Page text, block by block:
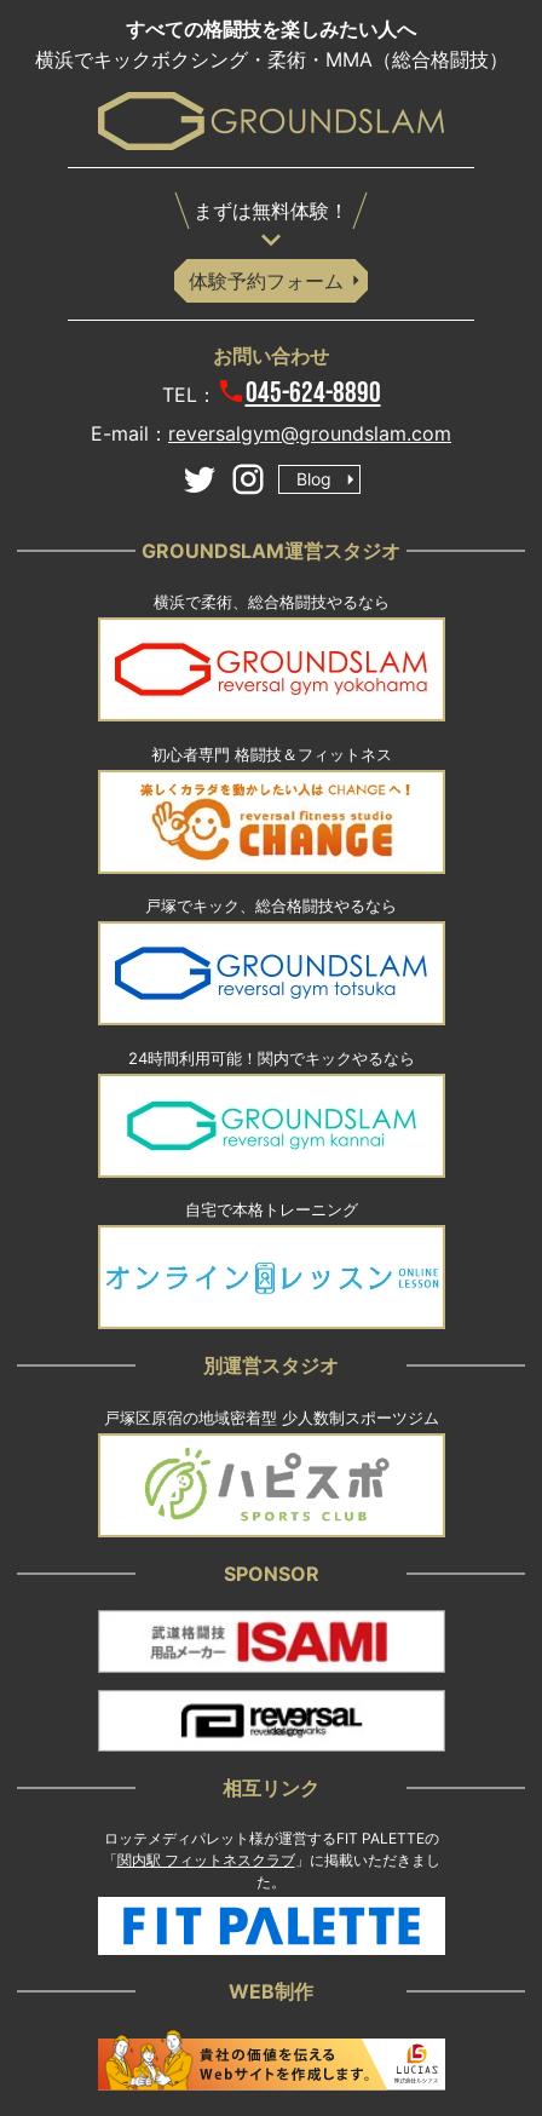
すべての格闘技を楽しみたい人へ
横浜でキックボクシング・柔術・MMA（総合格闘技）
まずは無料体験！
体験予約フォーム
お問い合わせ
TEL：
045-624-8890
E-mail： reversalgym@groundslam.com
Blog
GROUNDSLAM運営スタジオ
横浜で柔術、総合格闘技やるなら
初心者専門 格闘技＆フィットネス
戸塚でキック、総合格闘技やるなら
24時間利用可能！関内でキックやるなら
自宅で本格トレーニング
別運営スタジオ
戸塚区原宿の地域密着型 少人数制スポーツジム
SPONSOR
相互リンク
ロッテメディパレット様が運営するFIT PALETTEの
「関内駅 フィットネスクラブ」に掲載いただきまし
た。
WEB制作